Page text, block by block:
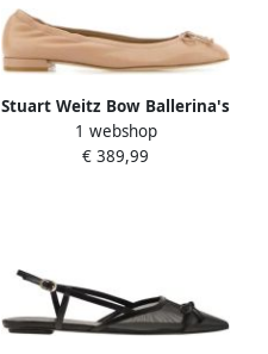
Stuart Weitz Bow Ballerina's
1 webshop
€ 389,99